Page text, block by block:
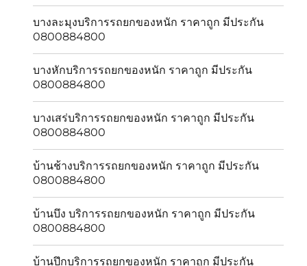
บางละมุงบริการรถยกของหนัก ราคาถูก มีประกัน
0800884800
บางหักบริการรถยกของหนัก ราคาถูก มีประกัน
0800884800
บางเสร่บริการรถยกของหนัก ราคาถูก มีประกัน
0800884800
บ้านช้างบริการรถยกของหนัก ราคาถูก มีประกัน
0800884800
บ้านบึง บริการรถยกของหนัก ราคาถูก มีประกัน
0800884800
บ้านปึกบริการรถยกของหนัก ราคาถูก มีประกัน